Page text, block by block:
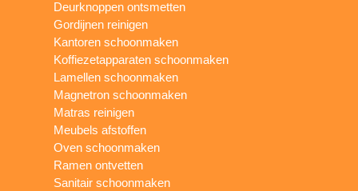
Deurknoppen ontsmetten
Gordijnen reinigen
Kantoren schoonmaken
Koffiezetapparaten schoonmaken
Lamellen schoonmaken
Magnetron schoonmaken
Matras reinigen
Meubels afstoffen
Oven schoonmaken
Ramen ontvetten
Sanitair schoonmaken